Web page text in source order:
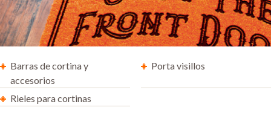
Barras de cortina y
accesorios
Porta visillos
Rieles para cortinas